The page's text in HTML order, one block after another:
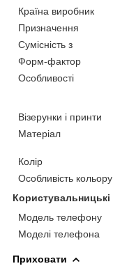
Країна виробник
Призначення
Сумісність з
Форм-фактор
Особливості
Візерунки і принти
Матеріал
Колір
Особливість кольору
Користувальницькі
Модель телефону
Моделі телефона
Приховати